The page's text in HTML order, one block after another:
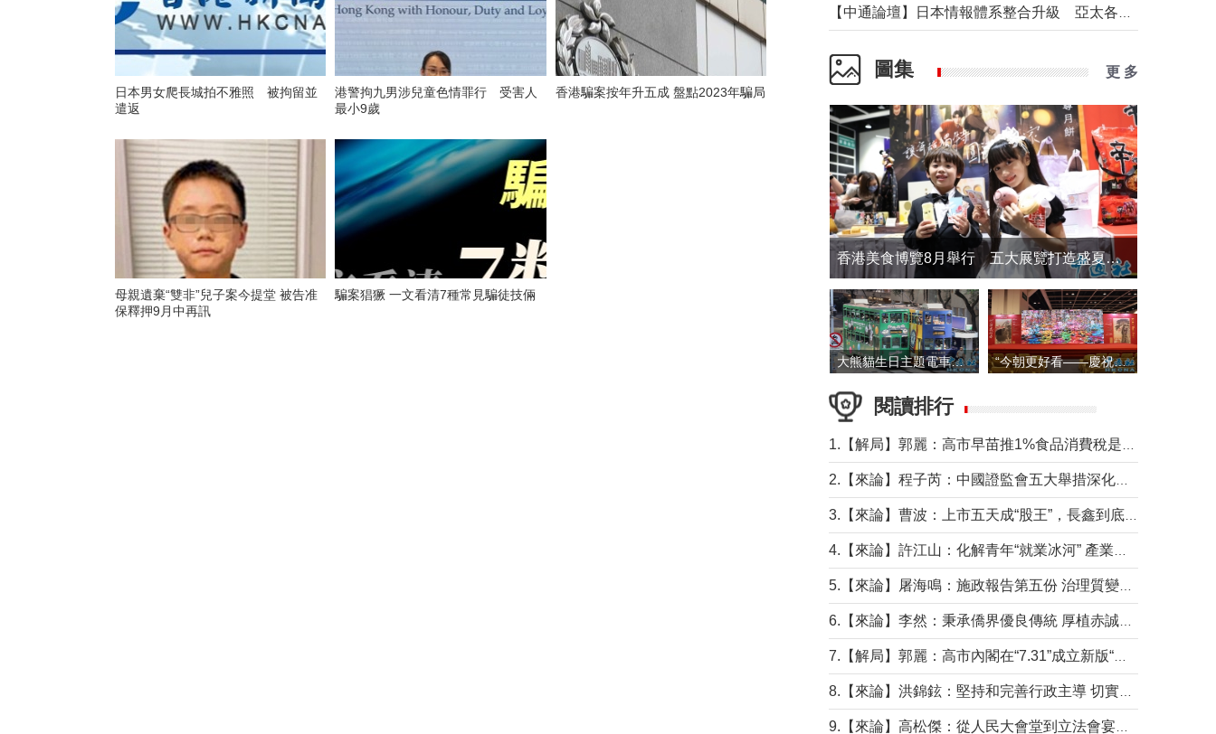
日本男女爬長城拍不雅照 被拘留並
遣返
港警拘九男涉兒童色情罪行 受害人
最小9歲
香港騙案按年升五成 盤點2023年騙局
母親遺棄“雙非”兒子案今提堂 被告准
保釋押9月中再訊
騙案猖獗 一文看清7種常見騙徒技倆
圖集 更 多
香港美食博覽8月舉行 五大展覽打造盛夏嘉年華
大熊貓生日主題電車在香港島行駛 “今朝更好看——慶祝中國共產黨成立105周年名家作品展”6日起舉行
閱讀排行